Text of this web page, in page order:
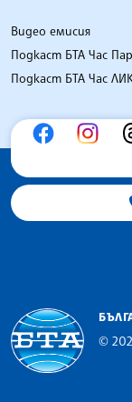
Видео емисия
Подкаст БТА Час
Подкаст БТА Час
©